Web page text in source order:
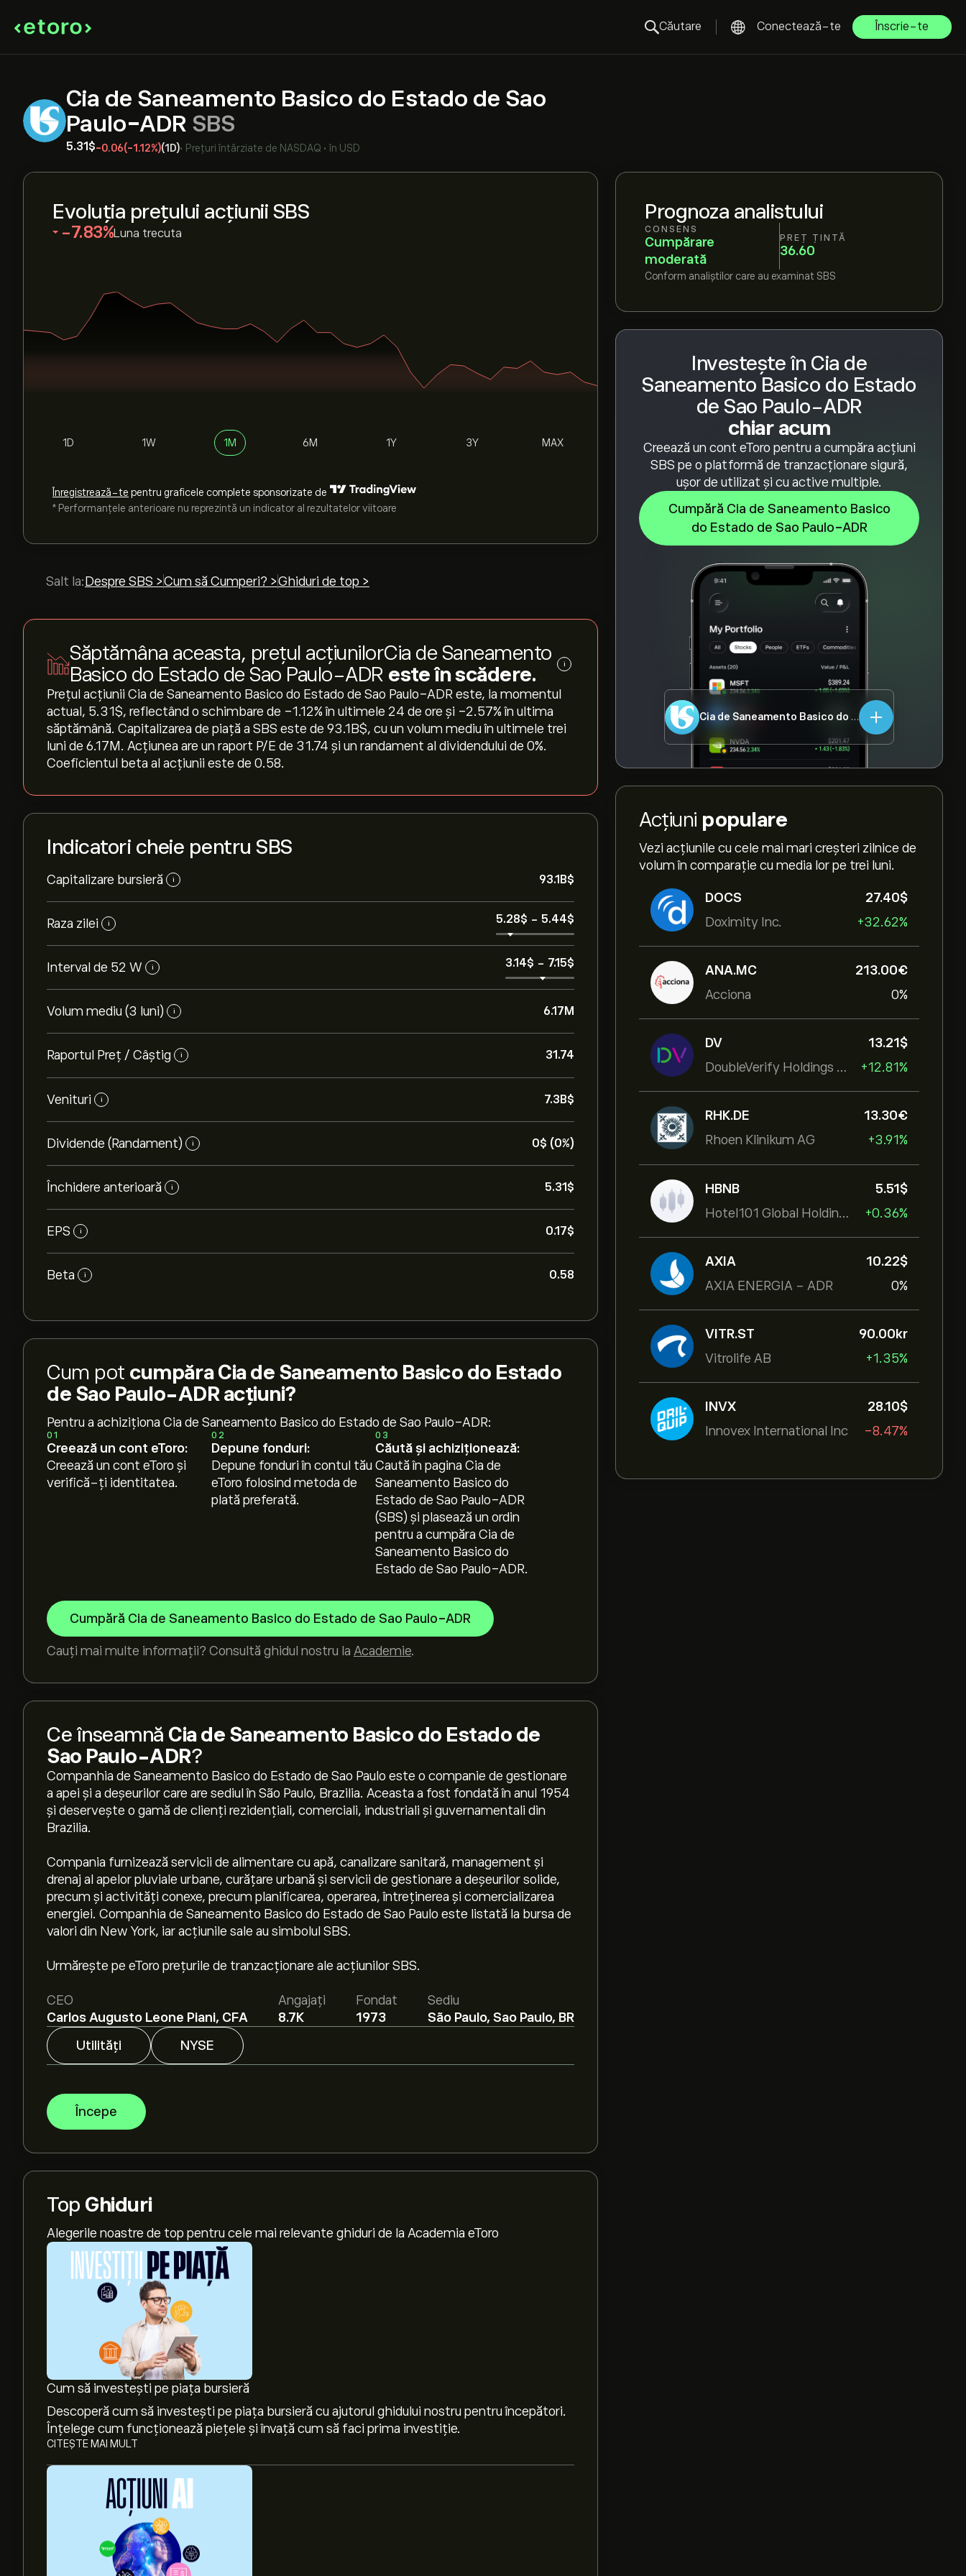
Căutare Conectează-te Înscrie-te
Cia de Saneamento Basico do Estado de Sao
Paulo-ADR SBS
5.31‎$‎-0.06(-1.12%)(1D)• Prețuri întârziate de NASDAQ • în USD
Prognoza analistului
CONSENS
Cumpărare
moderată
PREȚ ȚINTĂ
36.60
Conform analiștilor care au examinat SBS
Investește în Cia de
Saneamento Basico do Estado
de Sao Paulo-ADR
chiar acum
Creează un cont eToro pentru a cumpăra acțiuni
SBS pe o platformă de tranzacționare sigură,
ușor de utilizat și cu active multiple.
Cumpără Cia de Saneamento Basico
do Estado de Sao Paulo-ADR
Cia de Saneamento Basico do Estado de Sao Paulo-ADR
Acțiuni populare
Vezi acțiunile cu cele mai mari creșteri zilnice de
volum în comparație cu media lor pe trei luni.
DOCS
Doximity Inc.
27.40‎$‎
+32.62%
ANA.MC
Acciona
213.00‎€‎
0%
DV
DoubleVerify Holdings Inc
13.21‎$‎
+12.81%
RHK.DE
Rhoen Klinikum AG
13.30‎€‎
+3.91%
HBNB
Hotel101 Global Holdings Corp
5.51‎$‎
+0.36%
AXIA
AXIA ENERGIA - ADR
10.22‎$‎
0%
VITR.ST
Vitrolife AB
90.00‎kr‎
+1.35%
INVX
Innovex International Inc
28.10‎$‎
-8.47%
Evoluția prețului acțiunii SBS
‎-7.83‎ Luna trecuta
1D 1W 1M 6M 1Y 3Y MAX
Înregistrează-te pentru graficele complete sponsorizate de
* Performanțele anterioare nu reprezintă un indicator al rezultatelor viitoare
Salt la: Despre SBS >Cum să Cumperi? >Ghiduri de top >
Săptămâna aceasta, prețul acțiunilorCia de Saneamento
Basico do Estado de Sao Paulo-ADR este în scădere. i
Prețul acțiunii Cia de Saneamento Basico do Estado de Sao Paulo-ADR este, la momentul
actual, 5.31‎$‎, reflectând o schimbare de ‎-1.12‎% în ultimele 24 de ore și ‎-2.57‎% în ultima
săptămână. Capitalizarea de piață a SBS este de 93.1B‎$‎, cu un volum mediu în ultimele trei
luni de 6.17M. Acțiunea are un raport P/E de 31.74 și un randament al dividendului de 0%.
Coeficientul beta al acțiunii este de 0.58.
Indicatori cheie pentru SBS
Capitalizare bursieră i 93.1B‎$‎
Raza zilei i 5.28‎$‎ - 5.44‎$‎
Interval de 52 W i 3.14‎$‎ - 7.15‎$‎
Volum mediu (3 luni) i 6.17M
Raportul Preț / Câștig i 31.74
Venituri i 7.3B‎$‎
Dividende (Randament) i 0‎$‎ (0%)
Închidere anterioară i 5.31‎$‎
EPS i 0.17‎$‎
Beta i 0.58
Cum pot cumpăra Cia de Saneamento Basico do Estado
de Sao Paulo-ADR acțiuni?
Pentru a achiziționa Cia de Saneamento Basico do Estado de Sao Paulo-ADR:
01
Creează un cont eToro:
Creează un cont eToro și
verifică-ți identitatea.
02
Depune fonduri:
Depune fonduri în contul tău
eToro folosind metoda de
plată preferată.
03
Căută și achiziționează:
Caută în pagina Cia de
Saneamento Basico do
Estado de Sao Paulo-ADR
(SBS) și plasează un ordin
pentru a cumpăra Cia de
Saneamento Basico do
Estado de Sao Paulo-ADR.
Cumpără Cia de Saneamento Basico do Estado de Sao Paulo-ADR
Cauți mai multe informații? Consultă ghidul nostru la Academie.
Ce înseamnă Cia de Saneamento Basico do Estado de
Sao Paulo-ADR?
Companhia de Saneamento Basico do Estado de Sao Paulo este o companie de gestionare
a apei și a deșeurilor care are sediul în São Paulo, Brazilia. Aceasta a fost fondată în anul 1954
și deservește o gamă de clienți rezidențiali, comerciali, industriali și guvernamentali din
Brazilia.
Compania furnizează servicii de alimentare cu apă, canalizare sanitară, management și
drenaj al apelor pluviale urbane, curățare urbană și servicii de gestionare a deșeurilor solide,
precum și activități conexe, precum planificarea, operarea, întreținerea și comercializarea
energiei. Companhia de Saneamento Basico do Estado de Sao Paulo este listată la bursa de
valori din New York, iar acțiunile sale au simbolul SBS.
Urmărește pe eToro prețurile de tranzacționare ale acțiunilor SBS.
CEO
Carlos Augusto Leone Piani, CFA
Angajați
8.7K
Fondat
1973
Sediu
São Paulo, Sao Paulo, BR
Utilități
NYSE
Începe
Top Ghiduri
Alegerile noastre de top pentru cele mai relevante ghiduri de la Academia eToro
Cum să investești pe piața bursieră
Descoperă cum să investești pe piața bursieră cu ajutorul ghidului nostru pentru începători.
Înțelege cum funcționează piețele și învață cum să faci prima investiție.
CITEȘTE MAI MULT